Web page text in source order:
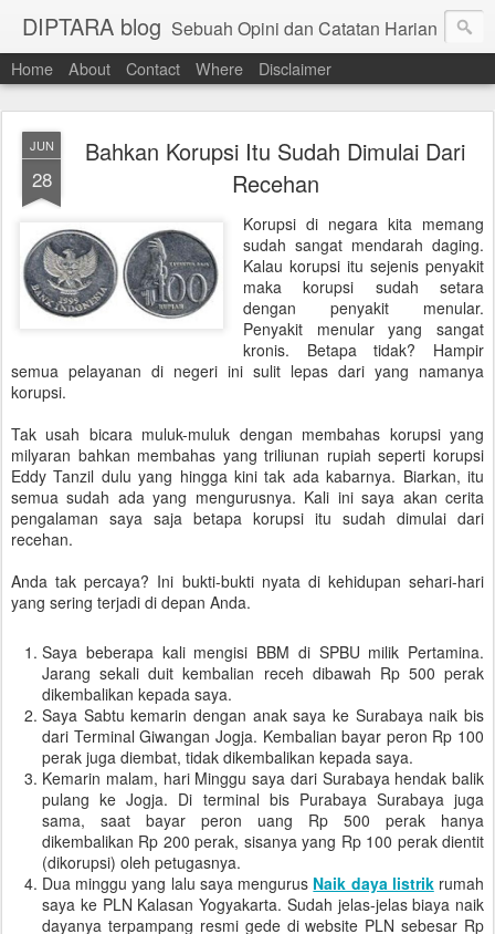
DIPTARA blog Sebuah Opini dan Catatan Harian
Home About Contact Where Disclaimer
JUN
28
Bahkan Korupsi Itu Sudah Dimulai Dari
Recehan
Korupsi di negara kita memang
sudah sangat mendarah daging.
Kalau korupsi itu sejenis penyakit
maka korupsi sudah setara
dengan penyakit menular.
Penyakit menular yang sangat
kronis. Betapa tidak? Hampir
semua pelayanan di negeri ini sulit lepas dari yang namanya
korupsi.
Tak usah bicara muluk-muluk dengan membahas korupsi yang
milyaran bahkan membahas yang triliunan rupiah seperti korupsi
Eddy Tanzil dulu yang hingga kini tak ada kabarnya. Biarkan, itu
semua sudah ada yang mengurusnya. Kali ini saya akan cerita
pengalaman saya saja betapa korupsi itu sudah dimulai dari
recehan.
Anda tak percaya? Ini bukti-bukti nyata di kehidupan sehari-hari
yang sering terjadi di depan Anda.
Saya beberapa kali mengisi BBM di SPBU milik Pertamina.
Jarang sekali duit kembalian receh dibawah Rp 500 perak
dikembalikan kepada saya.
Saya Sabtu kemarin dengan anak saya ke Surabaya naik bis
dari Terminal Giwangan Jogja. Kembalian bayar peron Rp 100
perak juga diembat, tidak dikembalikan kepada saya.
Kemarin malam, hari Minggu saya dari Surabaya hendak balik
pulang ke Jogja. Di terminal bis Purabaya Surabaya juga
sama, saat bayar peron uang Rp 500 perak hanya
dikembalikan Rp 200 perak, sisanya yang Rp 100 perak dientit
(dikorupsi) oleh petugasnya.
Dua minggu yang lalu saya mengurus Naik daya listrikrumah
saya ke PLN Kalasan Yogyakarta. Sudah jelas-jelas biaya naik
dayanya terpampang resmi gede di website PLN sebesar Rp